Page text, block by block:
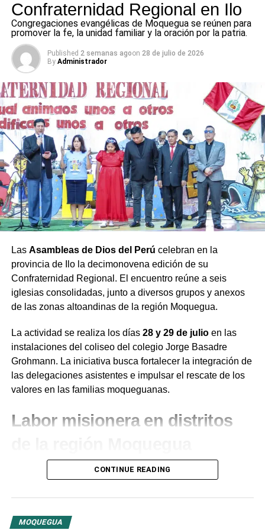
Confraternidad Regional en Ilo
Congregaciones evangélicas de Moquegua se reúnen para
promover la fe, la unidad familiar y la oración por la patria.
Published 2 semanas agoon 28 de julio de 2026
By Administrador
Las Asambleas de Dios del Perú celebran en la
provincia de Ilo la decimonovena edición de su
Confraternidad Regional. El encuentro reúne a seis
iglesias consolidadas, junto a diversos grupos y anexos
de las zonas altoandinas de la región Moquegua.
La actividad se realiza los días 28 y 29 de julioen las
instalaciones del coliseo del colegio Jorge Basadre
Grohmann. La iniciativa busca fortalecer la integración de
las delegaciones asistentes e impulsar el rescate de los
valores en las familias moqueguanas.
Labor misionera en distritos
Durante el desarrollo de la jornada, el presidente de la
institución en la región Moquegua,Juan de Dios
Ramírez, destacó la labor de evangelización que
resaltó el trabajo de la iglesia Nueva Jerusalén de Ilo, la
CONTINUE READING
MOQUEGUA